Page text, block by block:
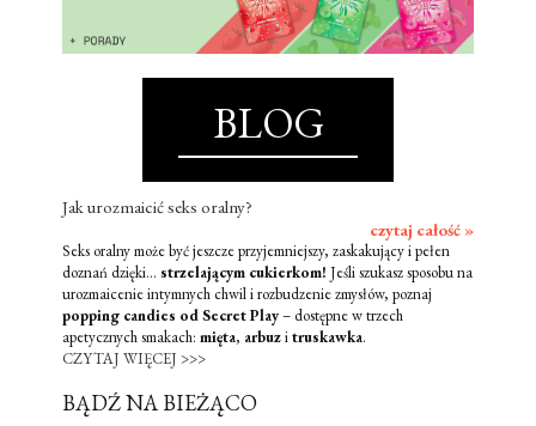
BLOG
Jak urozmaicić seks oralny?
czytaj całość »
Seks oralny może być jeszcze przyjemniejszy, zaskakujący i pełen
doznań dzięki... strzelającym cukierkom! Jeśli szukasz sposobu na
urozmaicenie intymnych chwil i rozbudzenie zmysłów, poznaj
popping candies od Secret Play– dostępne w trzech
apetycznych smakach: mięta, arbuzitruskawka.
CZYTAJ WIĘCEJ >>>
BĄDŹ NA BIEŻĄCO